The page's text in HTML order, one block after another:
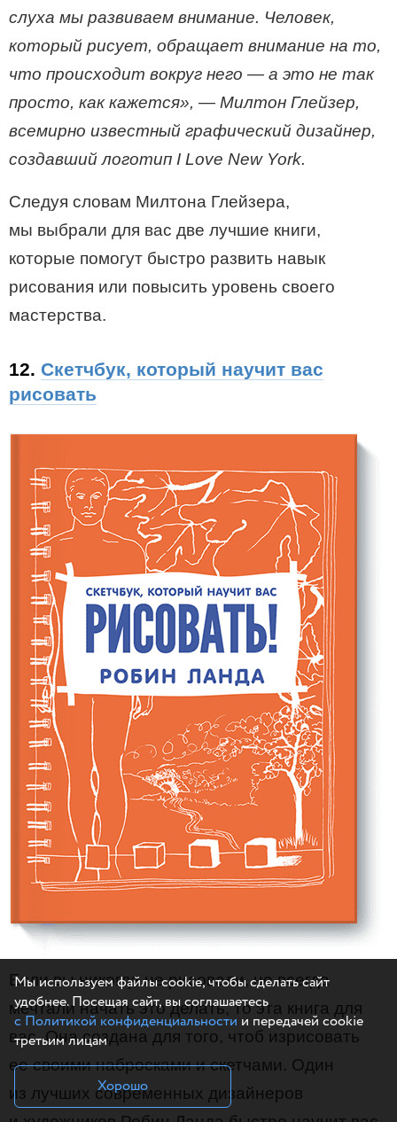
слуха мы развиваем внимание. Человек,
который рисует, обращает внимание на то,
что происходит вокруг него ― а это не так
просто, как кажется», — Милтон Глейзер,
всемирно известный графический дизайнер,
создавший логотип I Love New York.
Следуя словам Милтона Глейзера,
мы выбрали для вас две лучшие книги,
которые помогут быстро развить навык
рисования или повысить уровень своего
мастерства.
12. Скетчбук, который научит вас
рисовать
Если вы никогда не рисовали, но всегда
мечтали начать это делать, то эта книга для
вас. Она создана для того, чтоб изрисовать
ее своими набросками и скетчами. Один
из лучших современных дизайнеров
Мы используем файлы cookie, чтобы сделать сайт
удобнее. Посещая сайт, вы соглашаетесь
с Политикой конфиденциальности и передачей cookie
третьим лицам
Хорошо